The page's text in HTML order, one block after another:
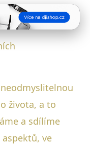
Přehled
života, a to
a sdílíme
ve